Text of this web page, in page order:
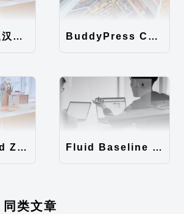
Squared主题汉化包 BuddyPress Colours主题汉化包
Undistracted Zen主题汉化包 Fluid Baseline Grid主题汉化包
同类文章